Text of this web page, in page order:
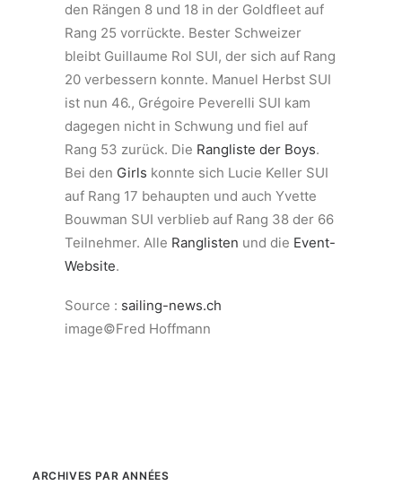
den Rängen 8 und 18 in der Goldfleet auf
Rang 25 vorrückte. Bester Schweizer
bleibt Guillaume Rol SUI, der sich auf Rang
20 verbessern konnte. Manuel Herbst SUI
ist nun 46., Grégoire Peverelli SUI kam
dagegen nicht in Schwung und fiel auf
Rang 53 zurück. Die Rangliste der Boys.
Bei den Girls konnte sich Lucie Keller SUI
auf Rang 17 behaupten und auch Yvette
Bouwman SUI verblieb auf Rang 38 der 66
Teilnehmer. Alle Ranglisten und die Event-
Website.
Source : sailing-news.ch
image©Fred Hoffmann
ARCHIVES PAR ANNÉES